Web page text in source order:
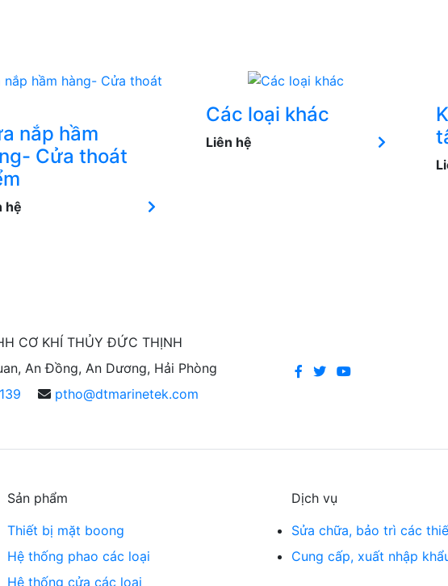
nắp hầm
Cửa thoát
hệ
Các loại khác
Liên hệ
CƠ KHÍ THỦY ĐỨC THỊNH
An Đồng, An Dương, Hải Phòng
ptho@dtmarinetek.com
Sản phẩm
Thiết bị mặt boong
Hệ thống phao các loại
Hệ thống cửa các loại
Dịch vụ
Sửa chữa, bảo trì các
Cung cấp, xuất nhập